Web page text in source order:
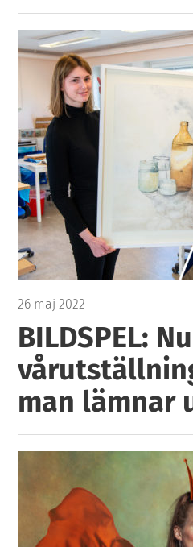
26 maj 2022
BILDSPEL:
man lämnar